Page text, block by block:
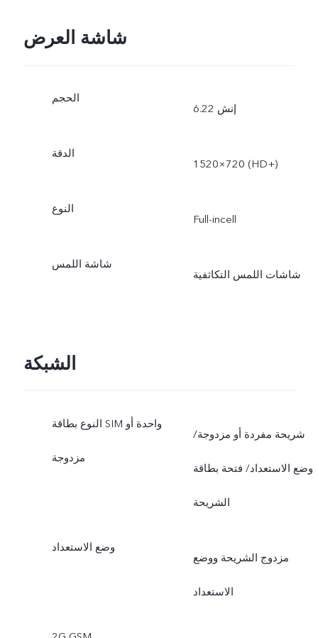
شاشة العرض
الحجم
6.22 إنش
الدقة
1520×720 (HD+)
النوع
Full-incell
شاشة اللمس
شاشات اللمس التكاثفية
الشبكة
النوع بطاقة SIM واحدة أو
مزدوجة
شريحة مفردة أو مزدوجة/
وضع الاستعداد/ فتحة بطاقة
الشريحة
وضع الاستعداد
مزدوج الشريحة ووضع
الاستعداد